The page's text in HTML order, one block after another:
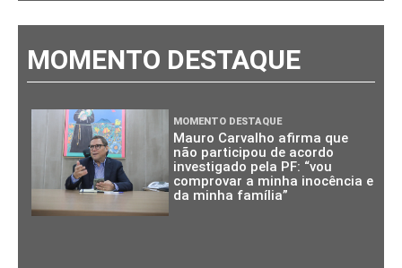
MOMENTO DESTAQUE
MOMENTO DESTAQUE
Mauro Carvalho afirma que
não participou de acordo
investigado pela PF: “vou
comprovar a minha inocência e
da minha família”